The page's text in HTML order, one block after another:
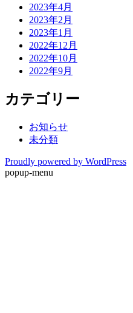
2023年4月
2023年2月
2023年1月
2022年12月
2022年10月
2022年9月
カテゴリー
お知らせ
未分類
Proudly powered by WordPress
popup-menu